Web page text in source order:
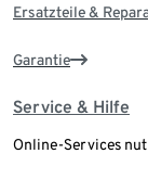
Ersatzteile &
Garantie
Service & Hilfe
Online-Services